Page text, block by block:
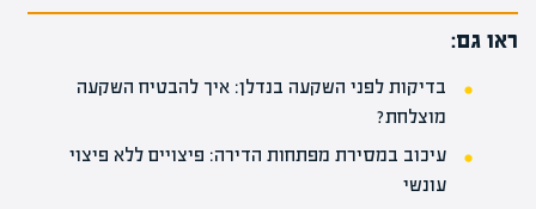
ראו גם:
בדיקות לפני השקעה בנדלן: איך להבטיח השקעה
מוצלחת?
עיכוב במסירת מפתחות הדירה: פיצויים ללא פיצוי
עונשי